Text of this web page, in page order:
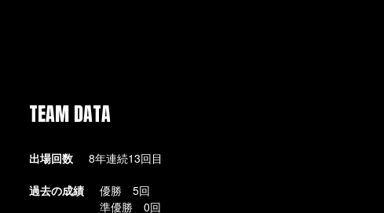
TEAM DATA
出場回数 8年連続13回目
過去の成績
優勝 5回
準優勝 0回